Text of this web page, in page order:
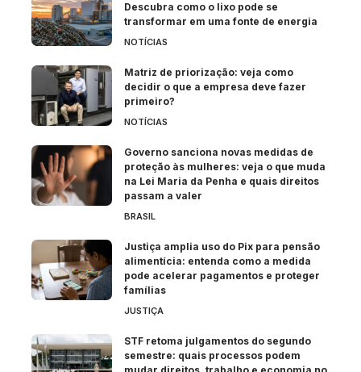
Descubra como o lixo pode se
transformar em uma fonte de energia
NOTÍCIAS
Matriz de priorização: veja como
decidir o que a empresa deve fazer
primeiro?
NOTÍCIAS
Governo sanciona novas medidas de
proteção às mulheres: veja o que muda
na Lei Maria da Penha e quais direitos
passam a valer
BRASIL
Justiça amplia uso do Pix para pensão
alimentícia: entenda como a medida
pode acelerar pagamentos e proteger
famílias
JUSTIÇA
STF retoma julgamentos do segundo
semestre: quais processos podem